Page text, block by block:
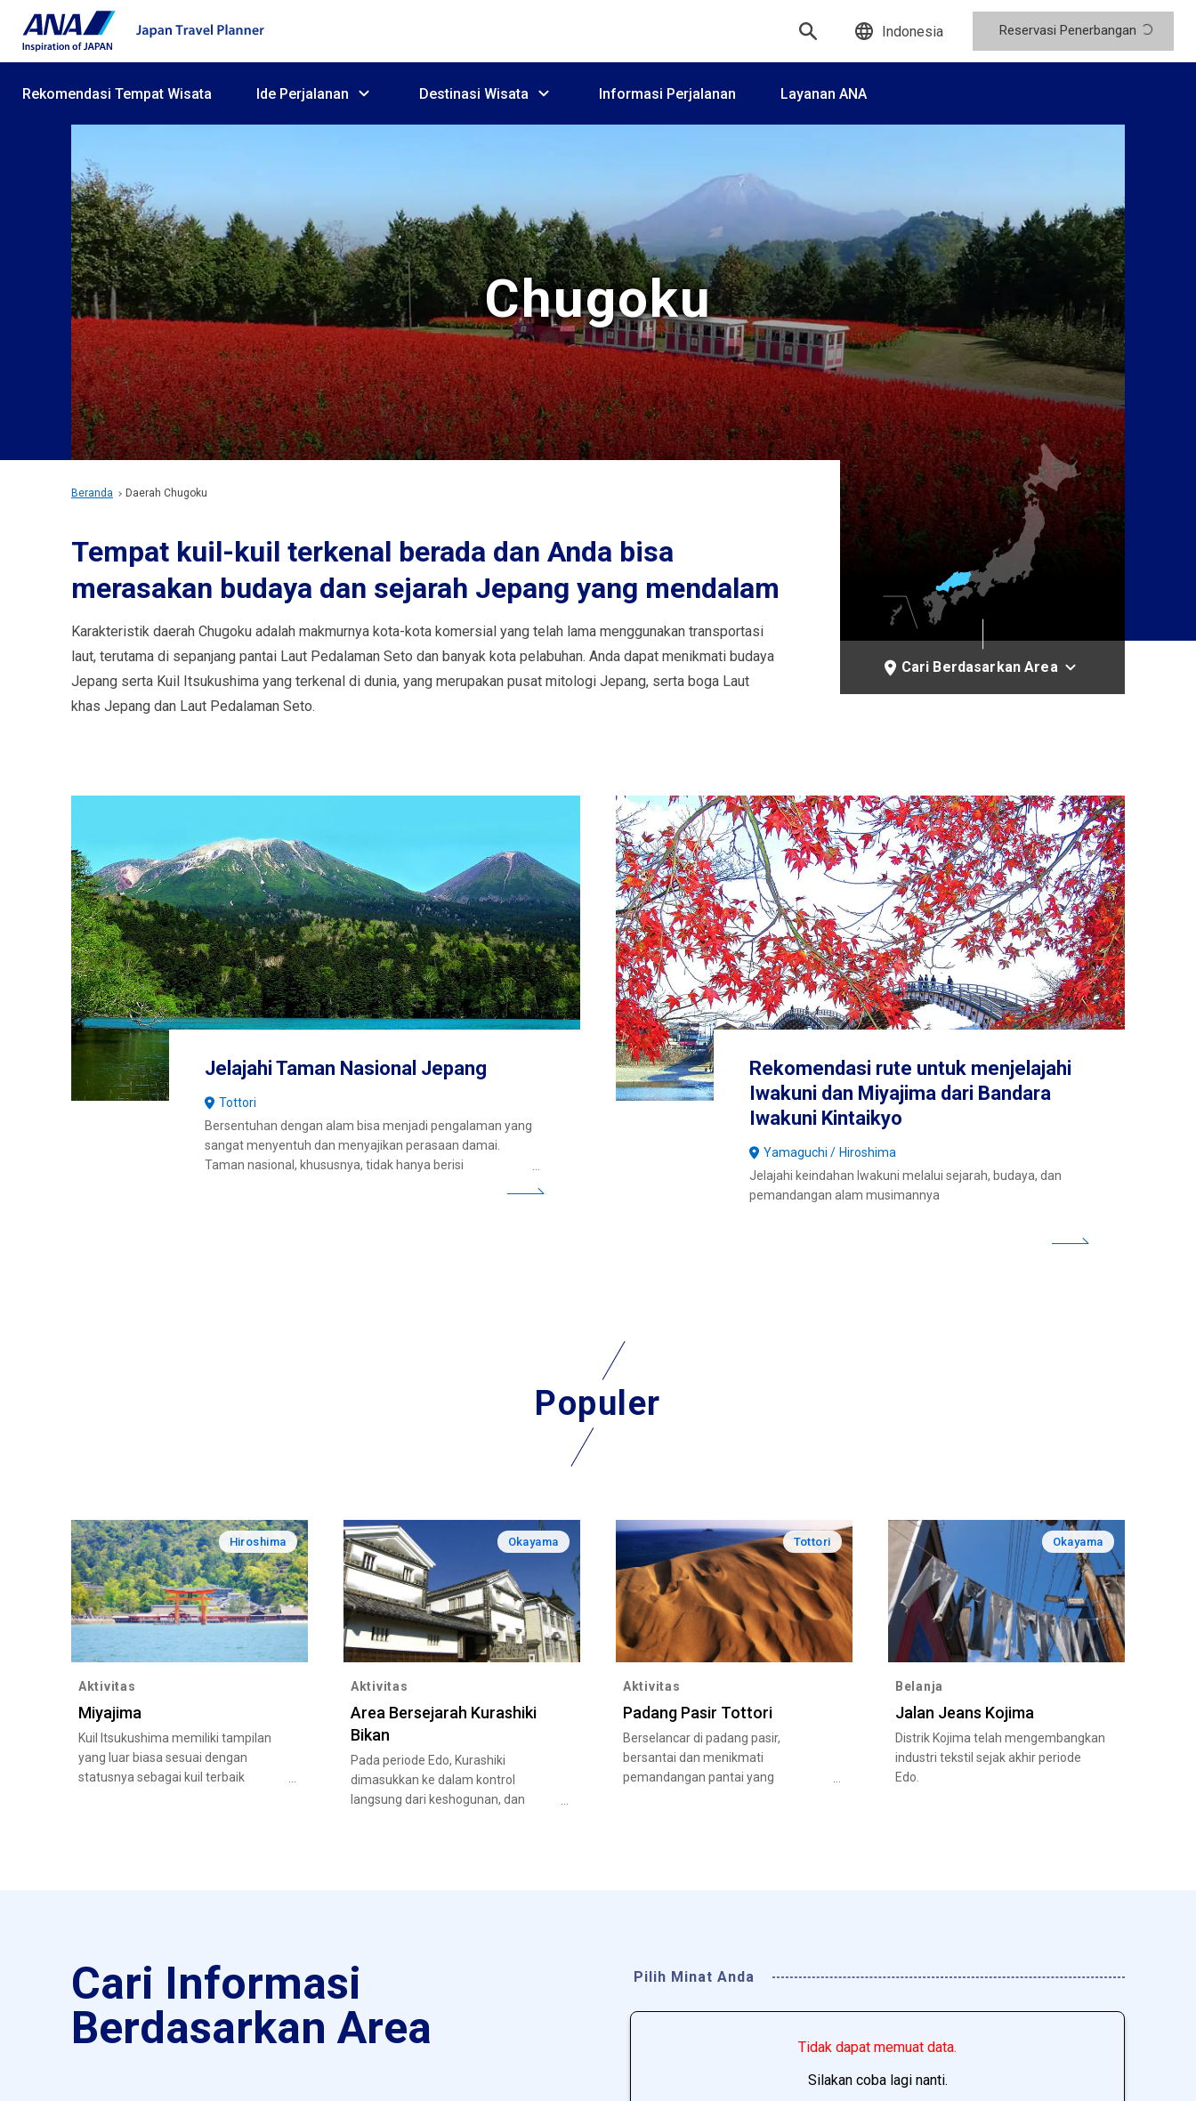
Indonesia Reservasi Penerbangan
Rekomendasi Tempat Wisata Ide Perjalanan Destinasi Wisata Informasi Perjalanan Layanan ANA
Chugoku
Cari Berdasarkan Area
Beranda Daerah Chugoku
Tempat kuil-kuil terkenal berada dan Anda bisa
merasakan budaya dan sejarah Jepang yang mendalam
Karakteristik daerah Chugoku adalah makmurnya kota-kota komersial yang telah lama menggunakan transportasi
laut, terutama di sepanjang pantai Laut Pedalaman Seto dan banyak kota pelabuhan. Anda dapat menikmati budaya
Jepang serta Kuil Itsukushima yang terkenal di dunia, yang merupakan pusat mitologi Jepang, serta boga Laut
khas Jepang dan Laut Pedalaman Seto.
Jelajahi Taman Nasional Jepang
Tottori
Bersentuhan dengan alam bisa menjadi pengalaman yang
sangat menyentuh dan menyajikan perasaan damai.
Taman nasional, khususnya, tidak hanya berisi
Rekomendasi rute untuk menjelajahi
Iwakuni dan Miyajima dari Bandara
Iwakuni Kintaikyo
Yamaguchi
Hiroshima
Jelajahi keindahan Iwakuni melalui sejarah, budaya, dan
pemandangan alam musimannya
Populer
Hiroshima
Aktivitas
Miyajima
Kuil Itsukushima memiliki tampilan
yang luar biasa sesuai dengan
statusnya sebagai kuil terbaik
Okayama
Aktivitas
Area Bersejarah Kurashiki
Bikan
Pada periode Edo, Kurashiki
dimasukkan ke dalam kontrol
langsung dari keshogunan, dan
Tottori
Aktivitas
Padang Pasir Tottori
Berselancar di padang pasir,
bersantai dan menikmati
pemandangan pantai yang
Okayama
Belanja
Jalan Jeans Kojima
Distrik Kojima telah mengembangkan
industri tekstil sejak akhir periode
Edo.
Cari Informasi
Berdasarkan Area
Pilih Minat Anda
Tidak dapat memuat data.
Silakan coba lagi nanti.